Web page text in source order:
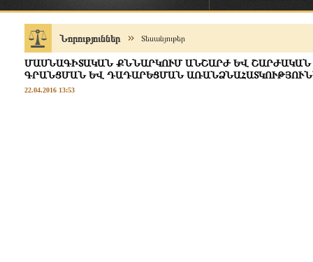
Նորություններ Տեսանյութեր
ՄԱՍՆԱԳԻՏԱԿԱՆ ՔՆՆԱՐԿՈՒՄ ԱՆՇԱՐԺ ԵՎ
ԳՐԱՆՑՄԱՆ ԵՎ ԴԱԴԱՐԵՑՄԱՆ
22.04.2016 13:53